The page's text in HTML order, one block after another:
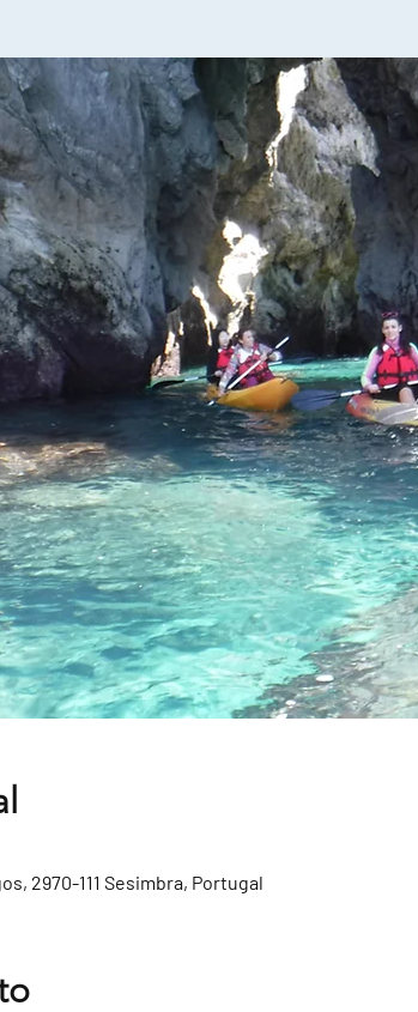
2970-111 Sesimbra, Portugal